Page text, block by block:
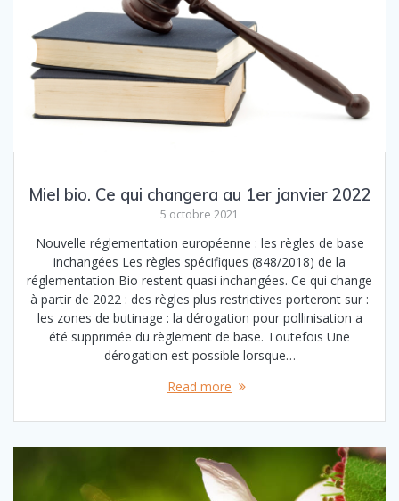
Miel bio. Ce qui changera au 1er janvier 2022
5 octobre 2021
Nouvelle réglementation européenne : les règles de base
inchangées Les règles spécifiques (848/2018) de la
réglementation Bio restent quasi inchangées. Ce qui change
à partir de 2022 : des règles plus restrictives porteront sur :
les zones de butinage : la dérogation pour pollinisation a
été supprimée du règlement de base. Toutefois Une
dérogation est possible lorsque…
Read more